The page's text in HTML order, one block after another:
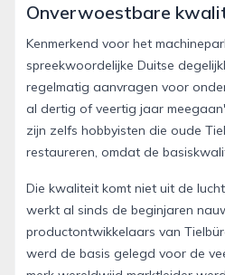
Onverwoestbare
Kenmerkend voor het
spreekwoordelijke Duitse
regelmatig aanvragen voor
al dertig of veertig jaar
zijn zelfs hobbyisten die oude
restaureren, omdat de
Die kwaliteit komt niet uit de
werkt al sinds de beginjaren
productontwikkelaars van
werd de basis gelegd voor de